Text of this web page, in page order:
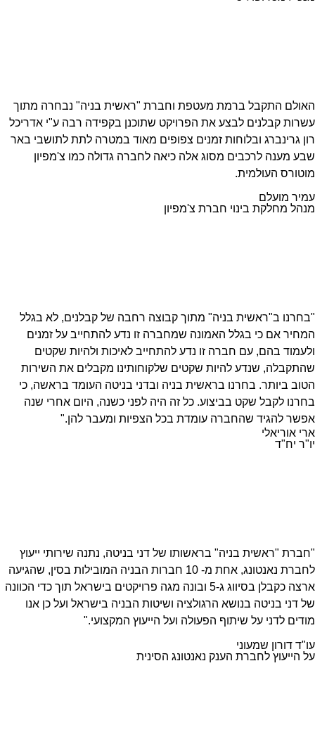
האולם התקבל ברמת מעטפת וחברת "ראשית בניה" נבחרה מתוך
עשרות קבלנים לבצע את הפרויקט שתוכנן בקפידה רבה ע"י אדריכל
רון גרינברג ובלוחות זמנים צפופים מאוד במטרה לתת לתושבי באר
שבע מענה לרכבים מסוג אלה כיאה לחברה גדולה כמו צ'מפיון
מוטורס העולמית.
עמיר מועלם
מנהל מחלקת בינוי חברת צ'מפיון
"בחרנו ב"ראשית בניה" מתוך קבוצה רחבה של קבלנים, לא בגלל
המחיר אם כי בגלל האמונה שמחברה זו נדע להתחייב על זמנים
ולעמוד בהם, עם חברה זו נדע להתחייב לאיכות ולהיות שקטים
שהתקבלה, שנדע להיות שקטים שלקוחותינו מקבלים את השירות
הטוב ביותר. בחרנו בראשית בניה ובדני בניטה העומד בראשה, כי
בחרנו לקבל שקט בביצוע. כל זה היה לפני כשנה, היום אחרי שנה
אפשר להגיד שהחברה עומדת בכל הצפיות ומעבר להן."
ארי אוריאלי
יו"ר יח"ד
"חברת "ראשית בניה" בראשותו של דני בניטה, נתנה שירותי ייעוץ
לחברת נאנטונג, אחת מ- 10 חברות הבניה המובילות בסין, שהגיעה
ארצה כקבלן בסיווג ג-5 ובונה מגה פרויקטים בישראל תוך כדי הכוונה
של דני בניטה בנושא הרגולציה ושיטות הבניה בישראל ועל כן אנו
מודים לדני על שיתוף הפעולה ועל הייעוץ המקצועי."
עו"ד דורון שמעוני
על הייעוץ לחברת הענק נאנטונג הסינית